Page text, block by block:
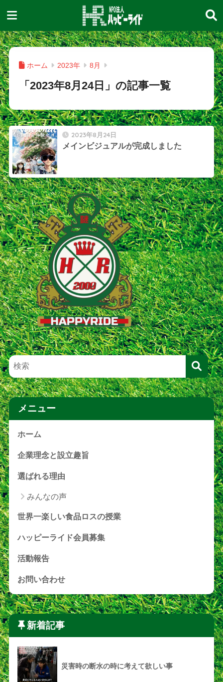
ホーム 2023年 8月
「2023年8月24日」の記事一覧
2023年8月24日
メインビジュアルが完成しました
メニュー
ホーム
企業理念と設立趣旨
選ばれる理由
みんなの声
世界一楽しい食品ロスの授業
ハッピーライド会員募集
活動報告
お問い合わせ
新着記事
災害時の断水の時に考えて欲しい事